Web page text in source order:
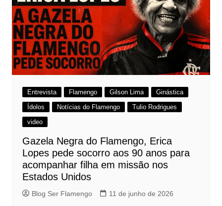
Entrevista Flamengo Gilson Lima
Ginástica
Ídolos
Notícias do Flamengo
Tulio Rodrigues
video
Gazela Negra do Flamengo, Erica
Lopes pede socorro aos 90 anos para
acompanhar filha em missão nos
Estados Unidos
Blog Ser Flamengo 11 de junho de 2026